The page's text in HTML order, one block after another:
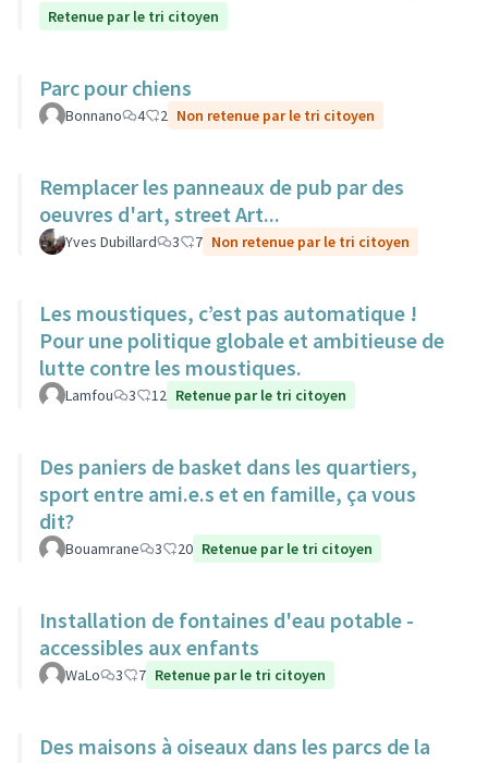
Retenue par le tri citoyen
Parc pour chiens
Bonnano 4 2 Non retenue par le tri citoyen
Remplacer les panneaux de pub par des
oeuvres d'art, street Art...
Yves Dubillard 3 7 Non retenue par le tri citoyen
Les moustiques, c’est pas automatique !
Pour une politique globale et ambitieuse de
lutte contre les moustiques.
Lamfou 3 12 Retenue par le tri citoyen
Des paniers de basket dans les quartiers,
sport entre ami.e.s et en famille, ça vous
dit?
Bouamrane 3 20 Retenue par le tri citoyen
Installation de fontaines d'eau potable -
accessibles aux enfants
WaLo 3 7 Retenue par le tri citoyen
Des maisons à oiseaux dans les parcs de la